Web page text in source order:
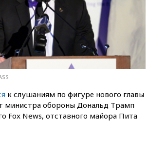
к слушаниям по фигуре нового главы
министра обороны Дональд Трамп
Fox News, отставного майора Пита